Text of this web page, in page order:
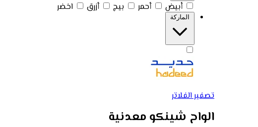
أبيض أحمر بيج أزرق اخضر
الماركة
تصفير الفلاتر
الواح شينكو معدنية